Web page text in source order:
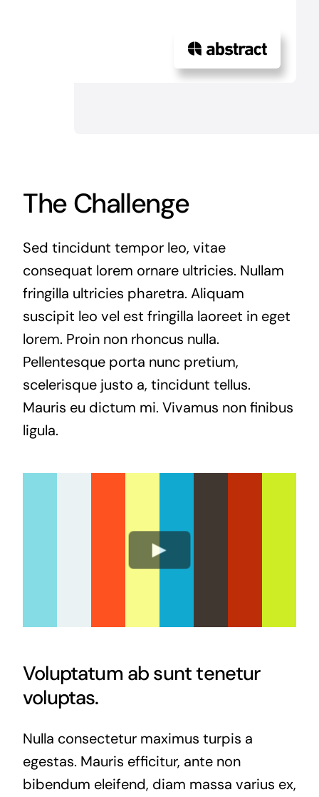
The Challenge
Sed tincidunt tempor leo, vitae
consequat lorem ornare ultricies. Nullam
fringilla ultricies pharetra. Aliquam
suscipit leo vel est fringilla laoreet in eget
lorem. Proin non rhoncus nulla.
Pellentesque porta nunc pretium,
scelerisque justo a, tincidunt tellus.
Mauris eu dictum mi. Vivamus non finibus
ligula.
Voluptatum ab sunt tenetur
voluptas.
Nulla consectetur maximus turpis a
egestas. Mauris efficitur, ante non
bibendum eleifend, diam massa varius ex,